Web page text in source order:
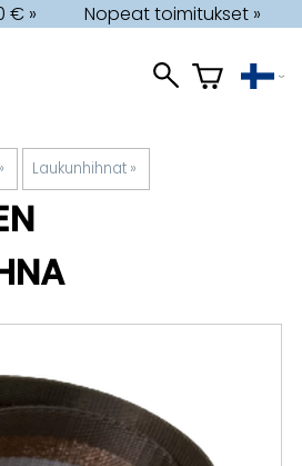
€ » Nopeat toimitukset »
‪» Laukunhihnat ‪»